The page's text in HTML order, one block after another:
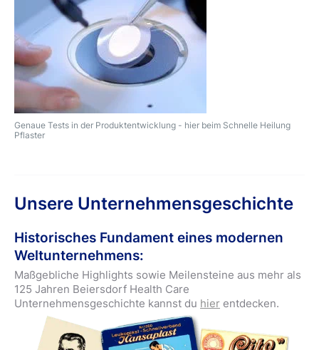
Genaue Tests in der Produktentwicklung - hier beim Schnelle Heilung
Pflaster
Unsere Unternehmensgeschichte
Historisches Fundament eines modernen
Weltunternehmens:
Maßgebliche Highlights sowie Meilensteine aus mehr als
125 Jahren Beiersdorf Health Care
Unternehmensgeschichte kannst du hier entdecken.